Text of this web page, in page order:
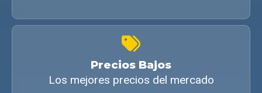
Precios Bajos
Los mejores precios del mercado